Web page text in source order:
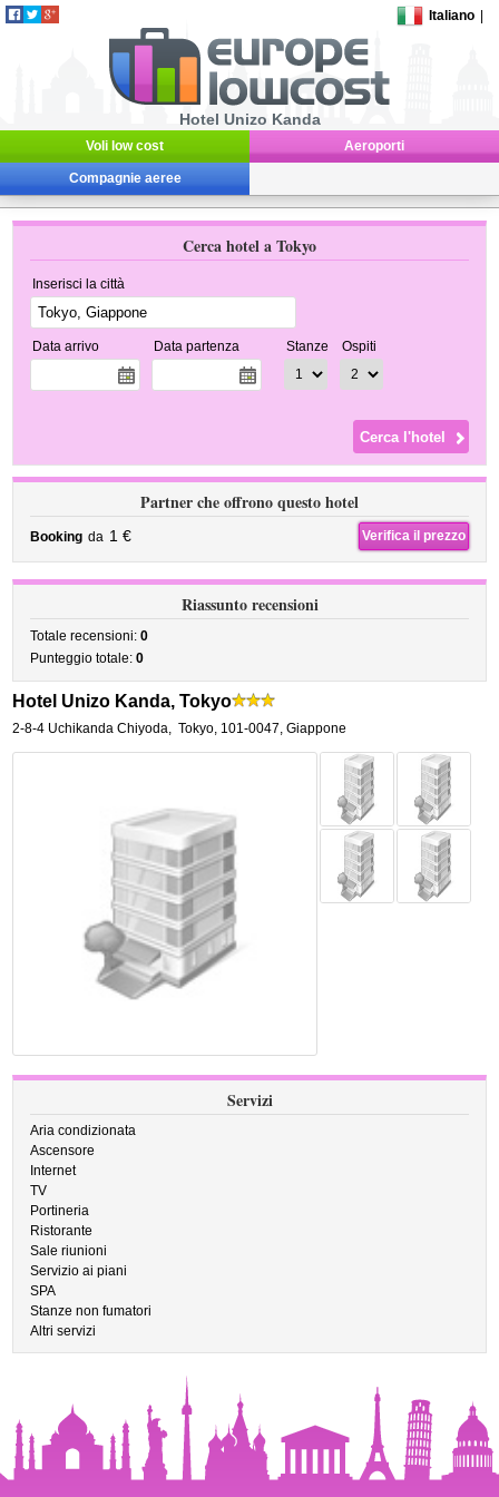
Italiano
Hotel Unizo Kanda
Voli low cost Aeroporti
Compagnie aeree
Cerca hotel a Tokyo
Inserisci la città
Data arrivo Data partenza Stanze Ospiti
Partner che offrono questo hotel
Booking da 1 € Verifica il prezzo
Riassunto recensioni
Totale recensioni:0
Punteggio totale:0
Hotel Unizo Kanda, Tokyo
2-8-4 Uchikanda Chiyoda, Tokyo, 101-0047, Giappone
Servizi
Aria condizionata
Ascensore
Internet
TV
Portineria
Ristorante
Sale riunioni
Servizio ai piani
SPA
Stanze non fumatori
Altri servizi